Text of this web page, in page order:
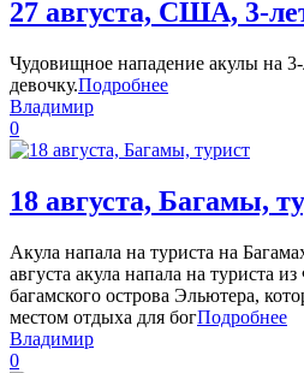
27 августа, США, 3-
Чудовищное нападение акулы на
девочку.Подробнее
Владимир
0
18 августа, Багамы,
Акула напала на туриста на
августа акула напала на туриста
багамского острова Эльютера,
местом отдыха для богПодробнее
Владимир
0